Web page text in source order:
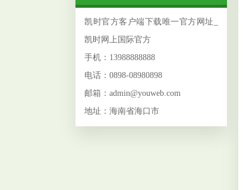
凯时官方客户端下载唯一官方网址_
凯时网上国际官方
手机：13988888888
电话：0898-08980898
邮箱：admin@youweb.com
地址：海南省海口市